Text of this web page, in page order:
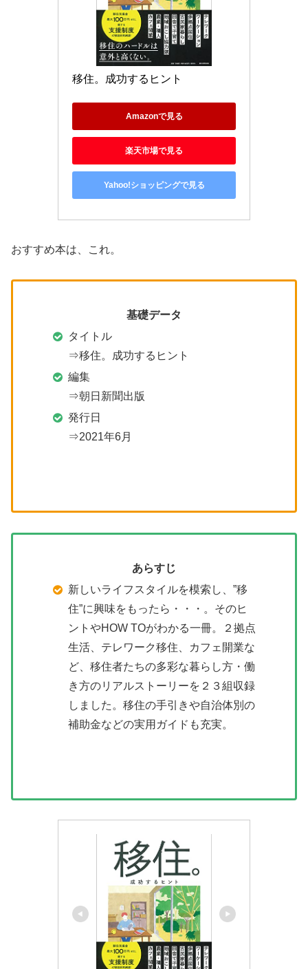
移住。成功するヒント
Amazonで見る
楽天市場で見る
Yahoo!ショッピングで見る
おすすめ本は、これ。
基礎データ
タイトル
⇒移住。成功するヒント
編集
⇒朝日新聞出版
発行日
⇒2021年6月
あらすじ
新しいライフスタイルを模索し、”移
住”に興味をもったら・・・。そのヒ
ントやHOW TOがわかる一冊。２拠点
生活、テレワーク移住、カフェ開業な
ど、移住者たちの多彩な暮らし方・働
き方のリアルストーリーを２３組収録
しました。移住の手引きや自治体別の
補助金などの実用ガイドも充実。